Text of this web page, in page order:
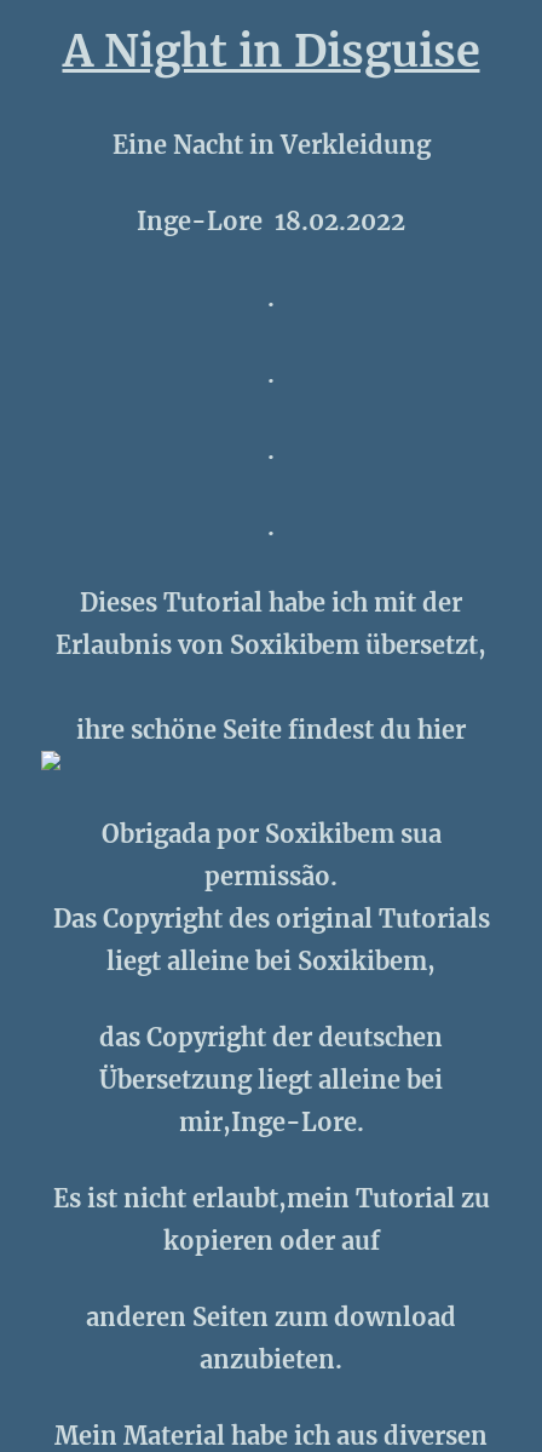
A Night in Disguise
Eine Nacht in Verkleidung
Inge-Lore 18.02.2022
.
.
.
.
Dieses Tutorial habe ich mit der
Erlaubnis von Soxikibem übersetzt,
ihre schöne Seite findest du hier
Obrigada por Soxikibem sua
permissão.
Das Copyright des original Tutorials
liegt alleine bei Soxikibem,
das Copyright der deutschen
Übersetzung liegt alleine bei
mir,Inge-Lore.
Es ist nicht erlaubt,mein Tutorial zu
kopieren oder auf
anderen Seiten zum download
anzubieten.
Mein Material habe ich aus diversen